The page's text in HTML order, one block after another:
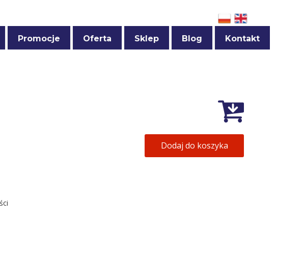
Dodaj do koszyka
Promocje Oferta
Taśmy do przenośników lite i siatkowe z PTFE
Taśmy do klejarek i innych maszyn
Sklep
Zamów ceratki silikonowe
Zamów siatkę PTFE
Zamów folie PTFE
Blog Kontakt